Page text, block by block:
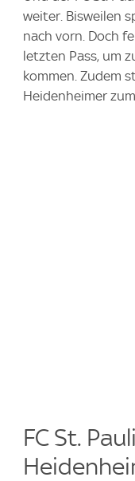
weiter. Bisweilen
nach vorn. Doch
letzten Pass, um
kommen. Zudem
Heidenheimer
FC St.